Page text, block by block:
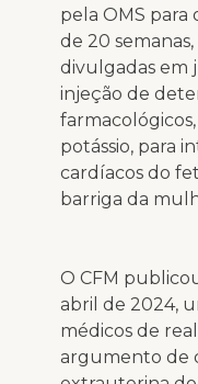
pela OMS para
de 20
divulgadas em
injeção de
potássio, para
cardíacos do
barriga da
O CFM
abril de 2024,
médicos de
argumento de